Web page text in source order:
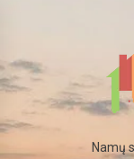
content
Namų